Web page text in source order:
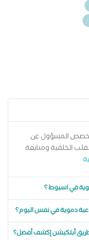
المسؤول عن
الخلقية ومتابعة
في اسيوط ؟
دموية في نفس اليوم؟
أبلكيشن إكشف أفضل؟